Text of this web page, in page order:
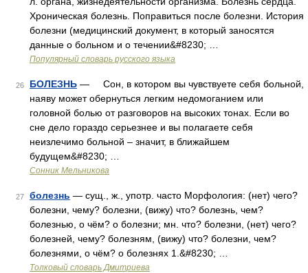
Хроническая болезнь. Поправиться после болезни. История
болезни (медицинский документ, в который заносятся
данные о больном и о течении&#8230; …
Популярный словарь русского языка
26 БОЛЕЗНЬ — Сон, в котором вы чувствуете себя больной,
наяву может обернуться легким недомоганием или
головной болью от разговоров на высоких тонах. Если во
сне дело гораздо серьезнее и вы полагаете себя
неизлечимо больной – значит, в ближайшем
будущем&#8230; …
Сонник Мельникова
27 болезнь — сущ., ж., употр. часто Морфология: (нет) чего?
болезни, чему? болезни, (вижу) что? болезнь, чем?
болезнью, о чём? о болезни; мн. что? болезни, (нет) чего?
болезней, чему? болезням, (вижу) что? болезни, чем?
болезнями, о чём? о болезнях 1.&#8230; …
Толковый словарь Дмитриева